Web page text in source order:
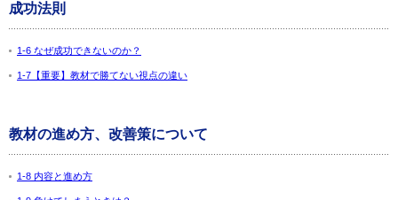
成功法則
1-6 なぜ成功できないのか？
1-7【重要】教材で勝てない視点の違い
教材の進め方、改善策について
1-8 内容と進め方